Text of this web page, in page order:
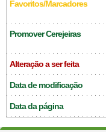
Favoritos/Marcadores
Promover Cerejeiras
Alteração a ser feita
Data de modificação
Data da página